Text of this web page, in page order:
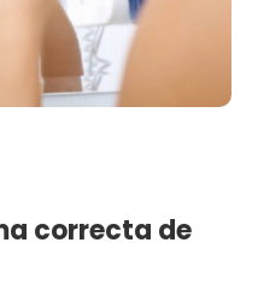
correcta de